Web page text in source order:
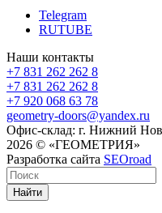
Telegram
RUTUBE
Наши контакты
+7 831 262 262 8
+7 831 262 262 8
+7 920 068 63 78
geometry-doors@yandex.ru
Офис-склад: г. Нижний
2026 © «ГЕОМЕТРИЯ»
Разработка сайта SEOroad
Найти